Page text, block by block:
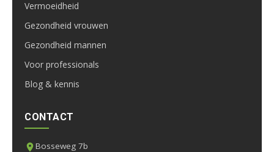
Vermoeidheid
Gezondheid vrouwen
Gezondheid mannen
Voor professionals
Blog & kennis
CONTACT
Bosseweg 7b